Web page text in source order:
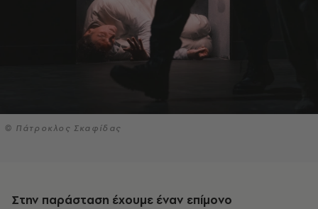
© Πάτροκλος Σκαφίδας
Στην παράσταση έχουμε έναν επίμονο